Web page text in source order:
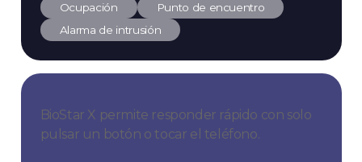
Ocupación
Punto de encuentro
Alarma de intrusión
BioStar X permite responder rápido con solo
pulsar un botón o tocar el teléfono.